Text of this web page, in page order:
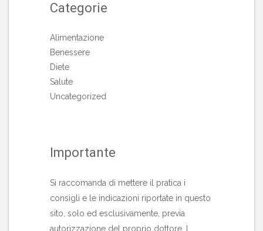
Categorie
Alimentazione
Benessere
Diete
Salute
Uncategorized
Importante
Si raccomanda di mettere il pratica i
consigli e le indicazioni riportate in questo
sito, solo ed esclusivamente, previa
autorizzazione del proprio dottore. I